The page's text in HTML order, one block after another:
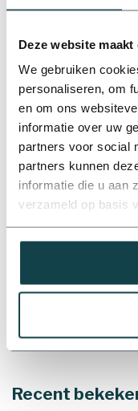
Deze website
We gebruiken
personaliseren, om
en om ons
informatie over uw
partners voor social
partners kunnen
informatie die u aan
verzameld op basis
Op voorraad
Plasson
Op voorraad
Plasson
t/m 110
Op voorraad
Advies
Recent